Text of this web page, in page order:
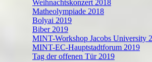
Weihnachtskonzert 2018
Matheolympiade 2018
Bolyai 2019
Biber 2019
MINT-Workshop Jacobs University
MINT-EC-Hauptstadtforum 2019
Tag der offenen Tür 2019